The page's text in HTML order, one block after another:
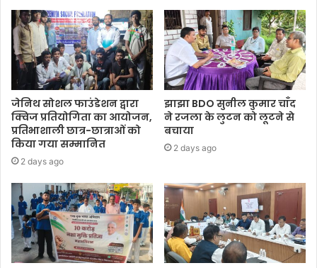
जेनिथ सोशल फाउंडेशन द्वारा
क्विज प्रतियोगिता का आयोजन,
प्रतिभाशाली छात्र-छात्राओं को
किया गया सम्मानित
2 days ago
झाझा BDO सुनील कुमार चाँद
ने रजला के लुटन को लूटने से
बचाया
2 days ago